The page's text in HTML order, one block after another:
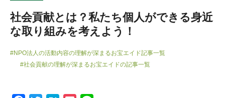
社会貢献とは？私たち個人ができる身近
な取り組みを考えよう！
#NPO法人の活動内容の理解が深まるお宝エイド記事一覧
#社会貢献の理解が深まるお宝エイドの記事一覧